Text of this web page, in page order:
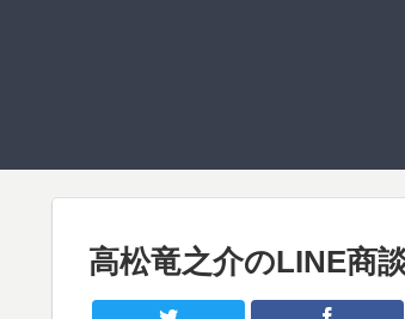
高松竜之介のLINE商